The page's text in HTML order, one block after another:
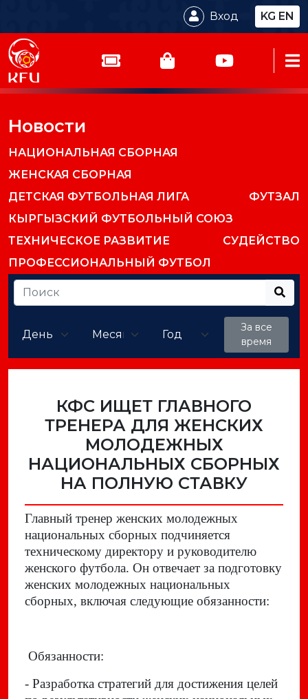
Вход KG EN
Новости
НАЦИОНАЛЬНАЯ СБОРНАЯ
ЖЕНСКАЯ СБОРНАЯ
ДЕТСКАЯ ФУТБОЛЬНАЯ ЛИГА
ФУТЗАЛ
КЫРГЫЗСКИЙ ФУТБОЛЬНЫЙ СОЮЗ
ТЕХНИЧЕСКОЕ РАЗВИТИЕ
СУДЕЙСТВО
ПРОФЕССИОНАЛЬНЫЙ ФУТБОЛ
За все
время
КФС ИЩЕТ ГЛАВНОГО
ТРЕНЕРА ДЛЯ ЖЕНСКИХ
МОЛОДЕЖНЫХ
НАЦИОНАЛЬНЫХ СБОРНЫХ
НА ПОЛНУЮ СТАВКУ
Главный тренер женских молодежных
национальных сборных подчиняется
техническому директору и руководителю
женского футбола. Он отвечает за подготовку
женских молодежных национальных
сборных, включая следующие обязанности:
Обязанности:
- Разработка стратегий для достижения целей